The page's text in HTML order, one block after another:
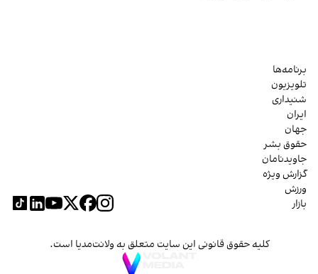
برنامه‌ها
تلویزیون
شنیداری
ایران
جهان
حقوق بشر
جاویدنامان
گزارش ویژه
ورزش
بازار
کلیه حقوق قانونی این سایت متعلق به ولانت‌مدیا است.